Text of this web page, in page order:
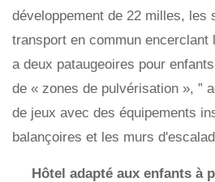
développement de 22 milles, les
transport en commun encerclant
a deux pataugeoires pour
de « zones de pulvérisation », ”
de jeux avec des équipements
balançoires et les murs
Hôtel adapté aux enfants à